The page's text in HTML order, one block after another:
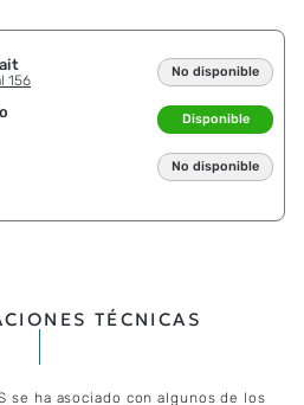
156
No disponible
Disponible
No disponible
TÉCNICAS
se ha asociado con algunos de los